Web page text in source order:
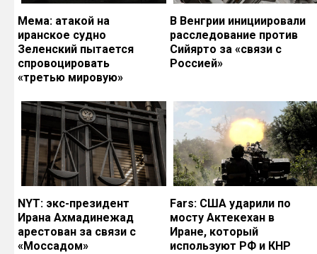
Мема: атакой на
иранское судно
Зеленский пытается
спровоцировать
«третью мировую»
В Венгрии инициировали
расследование против
Сийярто за «связи с
Россией»
NYT: экс-президент
Ирана Ахмадинежад
арестован за связи с
«Моссадом»
Fars: США ударили по
мосту Актекехан в
Иране, который
используют РФ и КНР